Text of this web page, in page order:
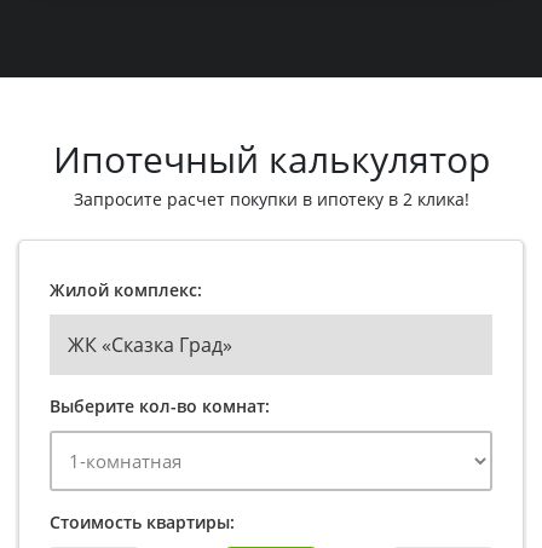
Ипотечный калькулятор
Запросите расчет покупки в ипотеку в 2 клика!
Жилой комплекс:
ЖК «Сказка Град»
Выберите кол-во комнат:
Стоимость квартиры: